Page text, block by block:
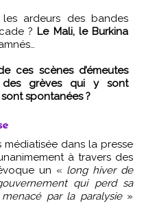
ardeurs des bandes
? Le Mali, le Burkina
ces scènes d’émeutes
des grèves qui y sont
spontanées ?
à travers des
un « long hiver de
qui perd sa
par la paralysie»